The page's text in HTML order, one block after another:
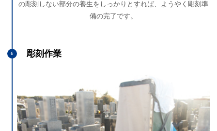
の彫刻しない部分の養生をしっかりとすれば、ようやく彫刻準
備の完了です。
彫刻作業